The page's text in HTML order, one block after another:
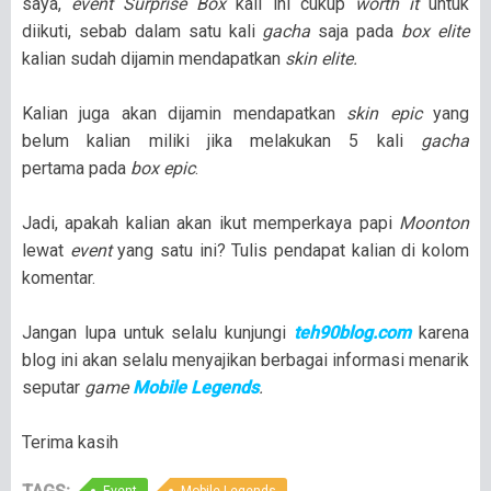
saya, event Surprise Box kali ini cukup worth ituntuk
diikuti, sebab dalam satu kali gacha saja pada box elite
kalian sudah dijamin mendapatkan skin elite.
Kalian juga akan dijamin mendapatkan skin epicyang
belum kalian miliki jika melakukan 5 kaligacha
pertama pada box epic.
Jadi, apakah kalian akan ikut memperkaya papi Moonton
lewat eventyang satu ini? Tulis pendapat kalian di kolom
komentar.
Jangan lupa untuk selalu kunjungi teh90blog.comkarena
blog ini akan selalu menyajikan berbagai informasi menarik
seputar gameMobile Legends.
Terima kasih